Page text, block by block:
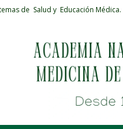
de Salud y Educación Médica.